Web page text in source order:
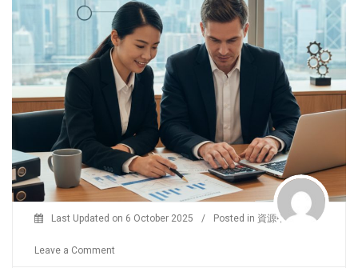
表
與
業
務
走
向
Last Updated on 6 October 2025 / Posted in 資源中心 /
Leave a Comment